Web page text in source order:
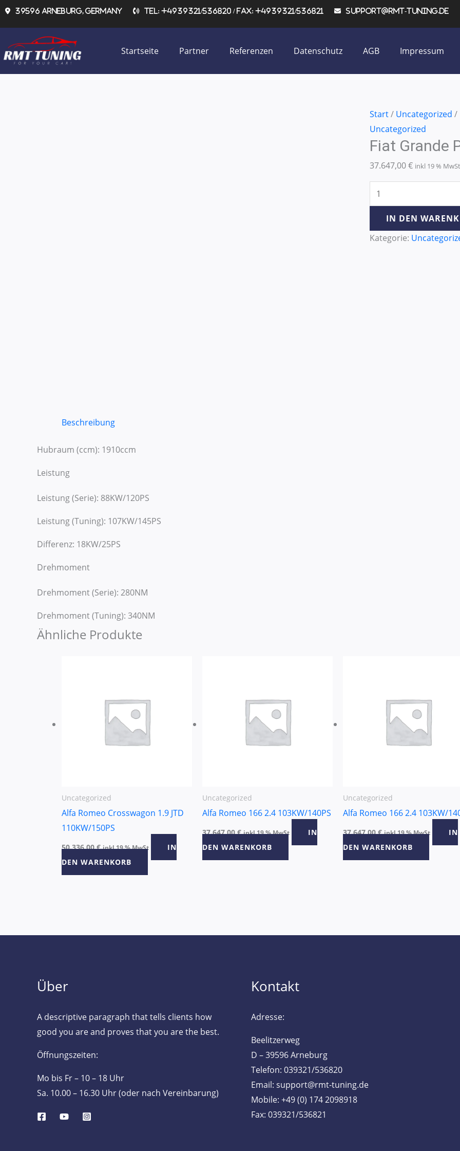
Zum39596 Arneburg, Germany Tel: +4939321/536820 / Fax: +4939321/536821 support@rmt-tuning.de
Startseite Partner Referenzen Datenschutz AGB Impressum
Start/ Uncategorized /
Uncategorized
Fiat Grande
37.647,00€ inkl 19 % MwSt
Fiat
Grande
Punto
88KW/120PS
Menge
IN DEN
Kategorie:
Beschreibung
Hubraum (ccm): 1910ccm
Leistung
Leistung (Serie): 88KW/120PS
Leistung (Tuning): 107KW/145PS
Differenz: 18KW/25PS
Drehmoment
Drehmoment (Serie): 280NM
Drehmoment (Tuning): 340NM
Ähnliche Produkte
Uncategorized
Alfa Romeo Crosswagon 1.9 JTD
110KW/150PS
50.336,00€ inkl 19 % MwSt
IN
DEN WARENKORB
Uncategorized
Alfa Romeo 166 2.4 103KW/140PS
37.647,00€ inkl 19 % MwSt
IN
DEN WARENKORB
Uncategorized
Alfa Romeo 166 2.4 103KW/
37.647,00€ inkl 19 % MwSt
IN
DEN WARENKORB
Über
A descriptive paragraph that tells clients how
good you are and proves that you are the best.
Öffnungszeiten:
Mo bis Fr – 10 – 18 Uhr
Sa. 10.00 – 16.30 Uhr (oder nach Vereinbarung)
Kontakt
Adresse:
Beelitzerweg
D – 39596 Arneburg
Telefon: 039321/536820
Email: support@rmt-tuning.de
Mobile: +49 (0) 174 2098918
Fax: 039321/536821